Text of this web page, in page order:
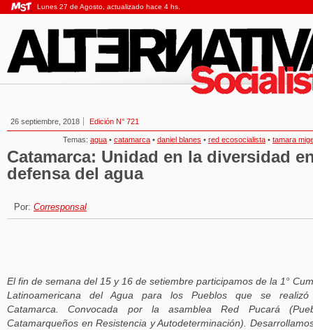
Lunes 27 de Agosto, actualizado hace 4 hs.
26 septiembre, 2018 Edición N° 721
Temas: agua • catamarca • daniel blanes • red ecosocialista • tamara
Catamarca: Unidad en la diversidad
defensa del agua
Por: Corresponsal
El fin de semana del 15 y 16 de setiembre participamos de la 1°
Latinoamericana del Agua para los Pueblos que se
Catamarca. Convocada por la asamblea Red Pucará
Catamarqueños en Resistencia y Autodeterminación).